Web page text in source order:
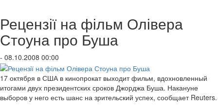
Рецензії на фільм Олівера
Стоуна про Буша
- 08.10.2008 00:00
17 октября в США в кинопрокат выходит фильм, вдохновленный
итогами двух президентских сроков Джорджа Буша. Накануне
выборов у него есть шанс на зрительский успех, сообщает Reuters.